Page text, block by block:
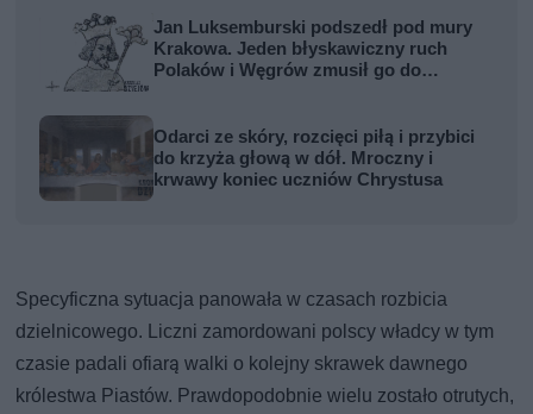
Jan Luksemburski podszedł pod mury
Krakowa. Jeden błyskawiczny ruch
Polaków i Węgrów zmusił go do
Odarci ze skóry, rozcięci piłą i przybici
do krzyża głową w dół. Mroczny i
krwawy koniec uczniów Chrystusa
Specyficzna sytuacja panowała w czasach rozbicia
dzielnicowego. Liczni zamordowani polscy władcy w tym
czasie padali ofiarą walki o kolejny skrawek dawnego
królestwa Piastów. Prawdopodobnie wielu zostało otrutych,